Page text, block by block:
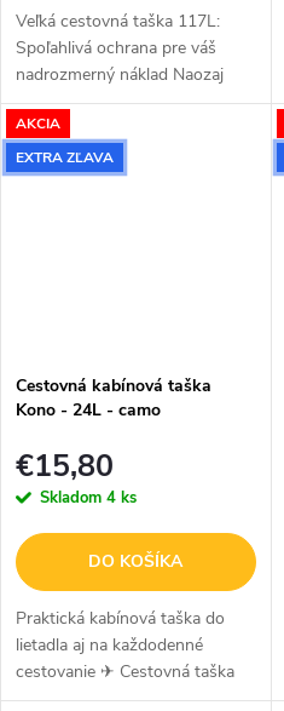
Veľká cestovná taška 117L:
Spoľahlivá ochrana pre váš
nadrozmerný náklad Naozaj
veľká cestovná taška v
praktickom čiernom prevedení,
do ktorej zbalíte všetko, čo na
svojej...
AKCIA
EXTRA ZĽAVA
Cestovná kabínová taška
Kono - 24L - camo
€15,80
Skladom 4 ks
DO KOŠÍKA
Praktická kabínová taška do
lietadla aj na každodenné
cestovanie ✈ Cestovná taška
KONO s rozmermi 40 × 30 ×